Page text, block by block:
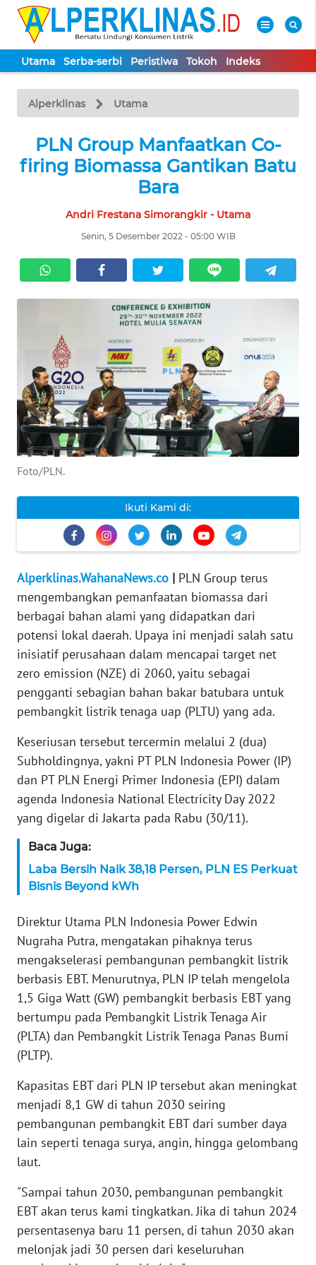
Utama Serba-serbi Peristiwa Tokoh Indeks
Alperklinas Utama
PLN Group Manfaatkan Co-
firing Biomassa Gantikan Batu
Bara
Andri Frestana Simorangkir - Utama
Senin, 5 Desember 2022 - 05:00 WIB
Foto/PLN.
Ikuti Kami di:
Alperklinas.WahanaNews.co | PLN Group terus
mengembangkan pemanfaatan biomassa dari
berbagai bahan alami yang didapatkan dari
potensi lokal daerah. Upaya ini menjadi salah satu
inisiatif perusahaan dalam mencapai target net
zero emission (NZE) di 2060, yaitu sebagai
pengganti sebagian bahan bakar batubara untuk
pembangkit listrik tenaga uap (PLTU) yang ada.
Keseriusan tersebut tercermin melalui 2 (dua)
Subholdingnya, yakni PT PLN Indonesia Power (IP)
dan PT PLN Energi Primer Indonesia (EPI) dalam
agenda Indonesia National Electricity Day 2022
yang digelar di Jakarta pada Rabu (30/11).
Baca Juga:
Laba Bersih Naik 38,18 Persen, PLN ES Perkuat
Bisnis Beyond kWh
Direktur Utama PLN Indonesia Power Edwin
Nugraha Putra, mengatakan pihaknya terus
mengakselerasi pembangunan pembangkit listrik
berbasis EBT. Menurutnya, PLN IP telah mengelola
1,5 Giga Watt (GW) pembangkit berbasis EBT yang
bertumpu pada Pembangkit Listrik Tenaga Air
(PLTA) dan Pembangkit Listrik Tenaga Panas Bumi
(PLTP).
Kapasitas EBT dari PLN IP tersebut akan meningkat
menjadi 8,1 GW di tahun 2030 seiring
pembangunan pembangkit EBT dari sumber daya
lain seperti tenaga surya, angin, hingga gelombang
laut.
"Sampai tahun 2030, pembangunan pembangkit
EBT akan terus kami tingkatkan. Jika di tahun 2024
persentasenya baru 11 persen, di tahun 2030 akan
melonjak jadi 30 persen dari keseluruhan
TV
Tutup
UTAMA
TOKOH
KONTAK
KAMI
INFO
IKLAN
KAMI
PEDOMAN
SIBER
REDAKSI
KARIR
DISCLAIMER
News
Regional
WN
SUMUT
WN
JAKARTA
JABAR
BANTEN
WN
NTT
WN
WN
PAPUA
WN
BARAT
WN
RIAU